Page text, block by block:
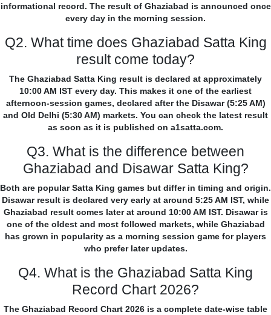
informational record. The result of Ghaziabad is announced once
every day in the morning session.
Q2. What time does Ghaziabad Satta King
result come today?
The Ghaziabad Satta King result is declared at approximately
10:00 AM IST every day. This makes it one of the earliest
afternoon-session games, declared after the Disawar (5:25 AM)
and Old Delhi (5:30 AM) markets. You can check the latest result
as soon as it is published on a1satta.com.
Q3. What is the difference between
Ghaziabad and Disawar Satta King?
Both are popular Satta King games but differ in timing and origin.
Disawar result is declared very early at around 5:25 AM IST, while
Ghaziabad result comes later at around 10:00 AM IST. Disawar is
one of the oldest and most followed markets, while Ghaziabad
has grown in popularity as a morning session game for players
who prefer later updates.
Q4. What is the Ghaziabad Satta King
Record Chart 2026?
The Ghaziabad Record Chart 2026 is a complete date-wise table